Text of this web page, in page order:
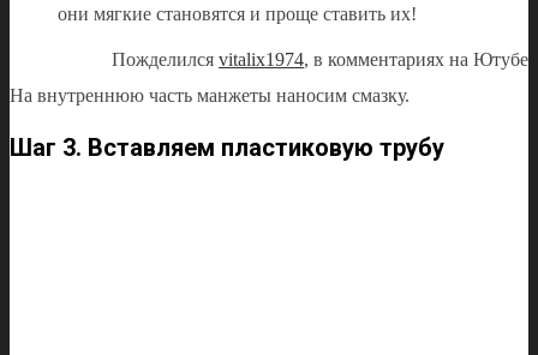
они мягкие становятся и проще ставить их!
Пожделился vitalix1974, в комментариях на Ютубе
На внутреннюю часть манжеты наносим смазку.
Шаг 3. Вставляем пластиковую трубу